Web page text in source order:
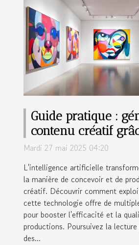
Guide pratique :
contenu créatif
l'intelligence
Mardi 27 mai 2025 04:20
L'intelligence artificielle
la manière de concevoir et de
créatif. Découvrir comment
cette technologie offre de
pour booster l'efficacité et la
productions. Poursuivez la
des...